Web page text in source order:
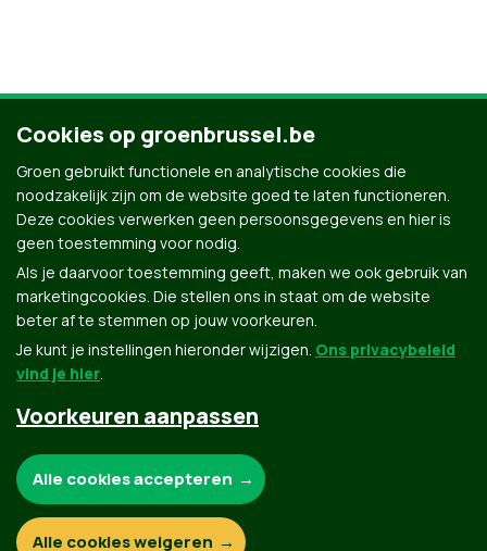
Cookies op groenbrussel.be
Groen gebruikt functionele en analytische cookies die
noodzakelijk zijn om de website goed te laten functioneren.
Deze cookies verwerken geen persoonsgegevens en hier is
geen toestemming voor nodig.
Als je daarvoor toestemming geeft, maken we ook gebruik van
marketingcookies. Die stellen ons in staat om de website
beter af te stemmen op jouw voorkeuren.
Je kunt je instellingen hieronder wijzigen. Ons privacybeleid
vind je hier.
Voorkeuren aanpassen
Functionele en analytische cookies:
Alle cookies accepteren
Alle cookies weigeren